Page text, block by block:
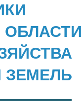
ЗЕМЕЛЬ